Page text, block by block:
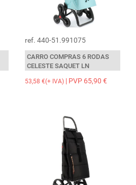
ref. 440-51.991075
CARRO COMPRAS 6 RODAS
CELESTE SAQUET LN
53,58 €(+ IVA) | PVP 65,90 €